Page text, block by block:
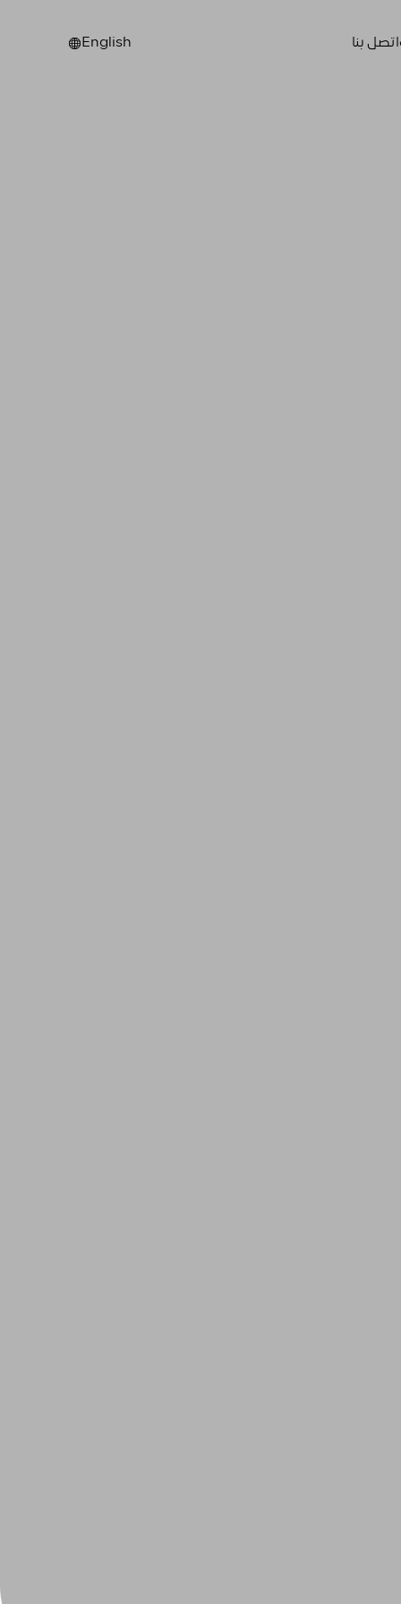
اتصل بنا English